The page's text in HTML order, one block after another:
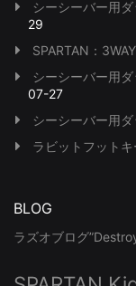
シーシーバー用
29
SPARTAN：
シーシーバー用
07-27
シーシーバー用
ラビットフット
BLOG
ラズオブログ